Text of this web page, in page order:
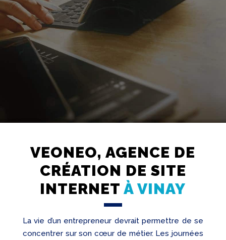
Création
Web
Referencement
Audit
VEONEO, AGENCE DE
CRÉATION DE SITE
INTERNETÀ VINAY
La vie d’un entrepreneur devrait permettre de se
concentrer sur son cœur de métier. Les journées